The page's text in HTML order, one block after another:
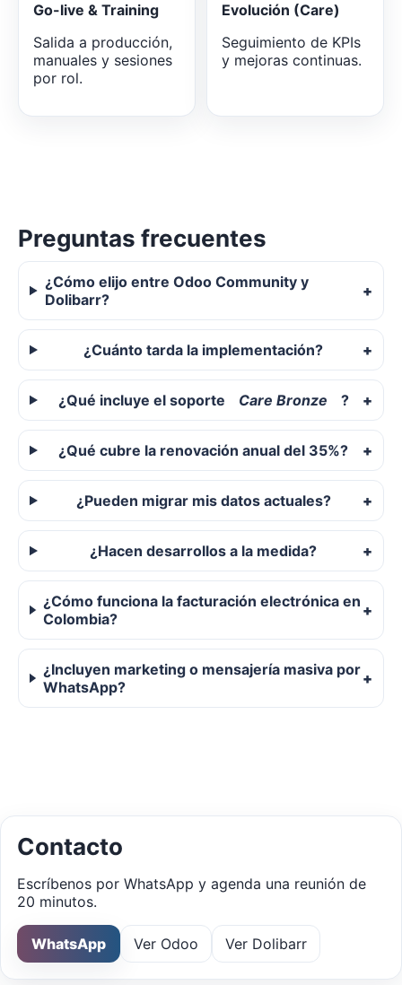
Go-live & Training
Salida a producción,
manuales y sesiones
por rol.
Evolución (Care)
Seguimiento de KPIs
y mejoras continuas.
Preguntas frecuentes
¿Cómo elijo entre Odoo Community y
Dolibarr?
¿Cuánto tarda la implementación?
¿Qué incluye el soporte Care Bronze ?
¿Qué cubre la renovación anual del 35%?
¿Pueden migrar mis datos actuales?
¿Hacen desarrollos a la medida?
¿Cómo funciona la facturación electrónica en
Colombia?
¿Incluyen marketing o mensajería masiva por
WhatsApp?
Contacto
Escríbenos por WhatsApp y agenda una reunión de
20 minutos.
WhatsApp Ver Odoo Ver Dolibarr